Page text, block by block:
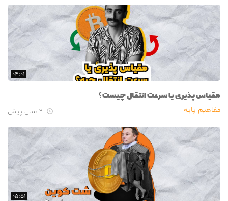
۰۴:۰۱
مقیاس پذیری یا سرعت انتقال چیست؟
مفاهیم پایه ۲ سال پیش 
۰۵:۵۱